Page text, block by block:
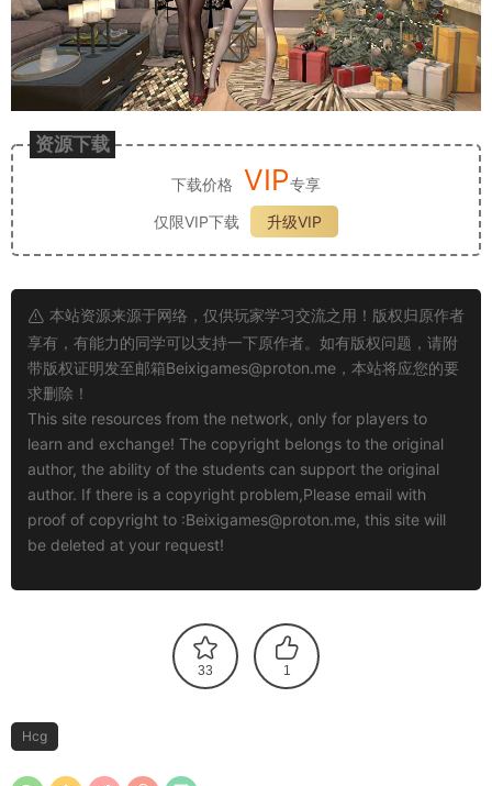
资源下载
下载价格 VIP专享
仅限VIP下载
升级VIP
本站资源来源于网络，仅供玩家学习交流之用！版权归原作者
享有，有能力的同学可以支持一下原作者。如有版权问题，请附
带版权证明发至邮箱Beixigames@proton.me ，本站将应您的要
求删除！
This site resources from the network, only for players to
learn and exchange! The copyright belongs to the original
author, the ability of the students can support the original
author. If there is a copyright problem,Please email with
proof of copyright to :Beixigames@proton.me, this site will
be deleted at your request!
33 1
Hcg